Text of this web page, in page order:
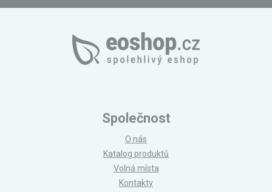
Společnost
O nás
Katalog produktů
Volná místa
Kontakty